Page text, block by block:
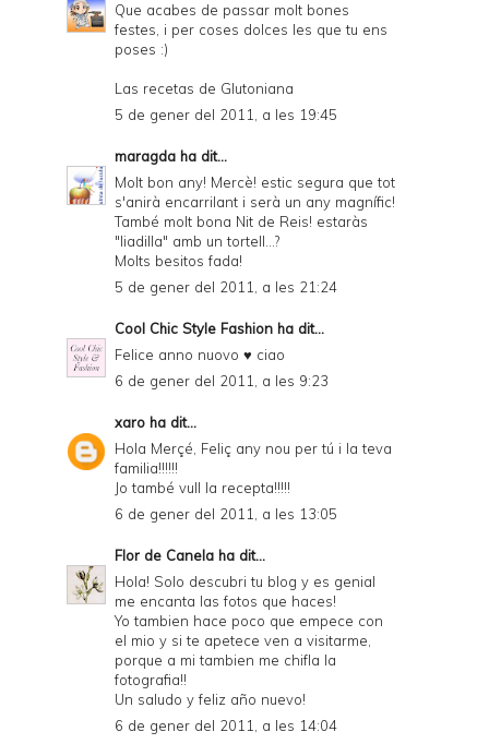
Que acabes de passar molt bones
festes, i per coses dolces les que tu ens
poses :)
Las recetas de Glutoniana
5 de gener del 2011, a les 19:45
maragda ha dit...
Molt bon any! Mercè! estic segura que tot
s'anirà encarrilant i serà un any magnífic!
També molt bona Nit de Reis! estaràs
"liadilla" amb un tortell...?
Molts besitos fada!
5 de gener del 2011, a les 21:24
Cool Chic Style Fashion ha dit...
Felice anno nuovo ♥ ciao
6 de gener del 2011, a les 9:23
xaro ha dit...
Hola Merçé, Feliç any nou per tú i la teva
familia!!!!!!
Jo també vull la recepta!!!!!
6 de gener del 2011, a les 13:05
Flor de Canela ha dit...
Hola! Solo descubri tu blog y es genial
me encanta las fotos que haces!
Yo tambien hace poco que empece con
el mio y si te apetece ven a visitarme,
porque a mi tambien me chifla la
fotografia!!
Un saludo y feliz año nuevo!
6 de gener del 2011, a les 14:04